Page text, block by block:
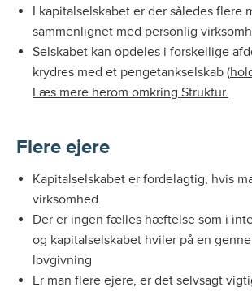
I kapitalselskabet er der således flere
sammenlignet med personlig
Selskabet kan opdeles i forskellige
krydres med et pengetankselskab (
Læs mere herom omkring Struktur.
Flere ejere
Kapitalselskabet er fordelagtig, hvis
virksomhed.
Der er ingen fælles hæftelse som i
og kapitalselskabet hviler på en
lovgivning
Er man flere ejere, er det selvsagt